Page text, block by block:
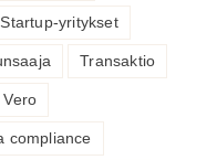
Startup-yritykset
Transaktio
Vero
compliance